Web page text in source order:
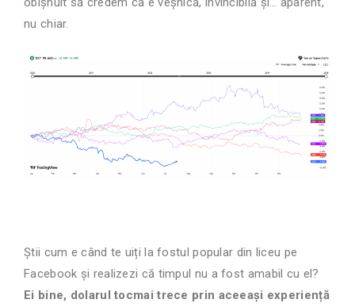
nu chiar.
Știi cum e când te uiți la fostul popular din liceu pe
Facebook și realizezi că timpul nu a fost amabil cu el?
Ei bine, dolarul tocmai trece prin aceeași experiență